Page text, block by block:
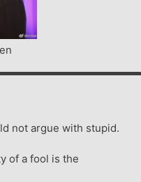
not argue with stupid.
of a fool is the